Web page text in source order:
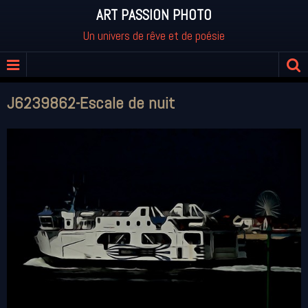
ART PASSION PHOTO
Un univers de rêve et de poésie
J6239862-Escale de nuit